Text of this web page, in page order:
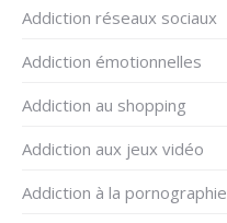
Addiction réseaux sociaux
Addiction émotionnelles
Addiction au shopping
Addiction aux jeux vidéo
Addiction à la pornographie